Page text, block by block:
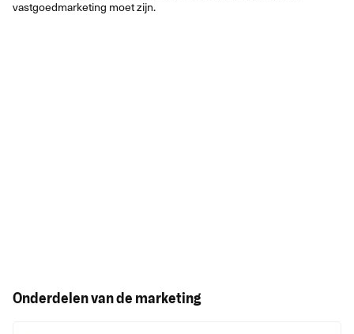
vastgoedmarketing moet zijn.
Onderdelen van de marketing